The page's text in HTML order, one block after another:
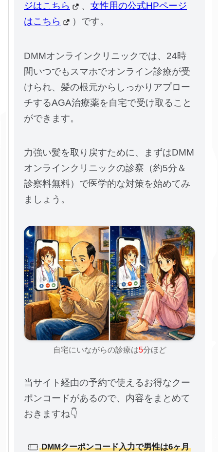
ジはこちら
、 女性用の公式HPページ
はこちら
）です。
DMMオンラインクリニックでは、24時
間いつでもスマホでオンライン診療が受
けられ、髪の根元からしっかりアプロー
チするAGA治療薬を自宅で受け取ること
ができます。
力強い髪を取り戻すために、まずはDMM
オンラインクリニックの診察（約5分＆
診察料無料）で医学的な対策を始めてみ
ましょう。
自宅にいながらの診療は5分ほど
当サイト経由の予約で使えるお得なクー
ポンコードがあるので、内容をまとめて
おきますね👇
DMMクーポンコード入力で男性は6ヶ月